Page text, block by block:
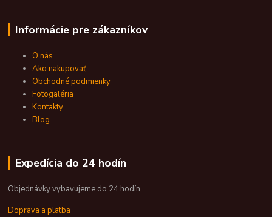
Informácie pre zákazníkov
O nás
Ako nakupovať
Obchodné podmienky
Fotogaléria
Kontakty
Blog
Expedícia do 24 hodín
Objednávky vybavujeme do 24 hodín.
Doprava a platba